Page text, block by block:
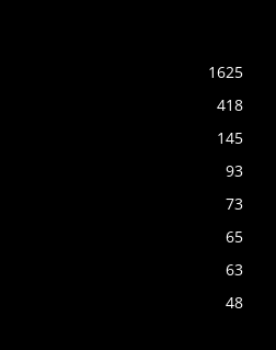
1625
418
145
93
73
65
63
48